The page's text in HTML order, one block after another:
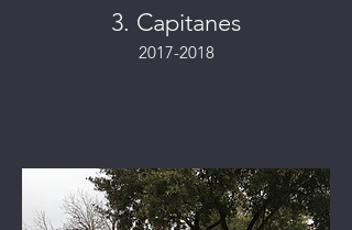
3. Capitanes
2017-2018